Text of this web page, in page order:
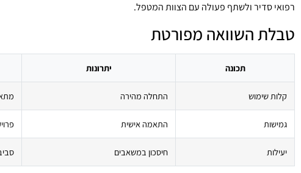
רפואי סדיר ולשתף פעולה עם הצוות המטפל.
טבלת השוואה מפורטת
תכונה יתרונות
קלות שימוש התחלה מהירה
גמישות התאמה אישית
יעילות חיסכון במשאבים